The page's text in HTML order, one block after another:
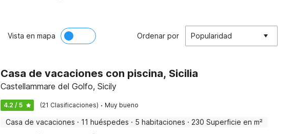
Vista en mapa Ordenar por Popularidad
Casa de vacaciones con piscina, Sicilia
Castellammare del Golfo, Sicily
4.2 / 5 (21 Clasificaciones) · Muy bueno
Casa de vacaciones · 11 huéspedes · 5 habitaciones · 230 Superficie en m²